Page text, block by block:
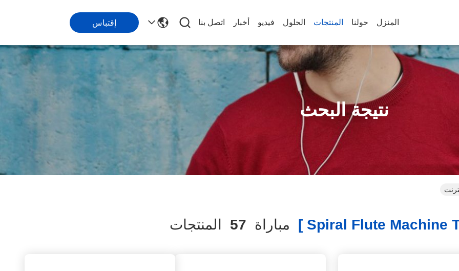
المنزل حولنا المنتجات الحلول فيديو أخبار اتصل بنا إقتباس
نتيجة البحث
مباراة 57 المنتجات